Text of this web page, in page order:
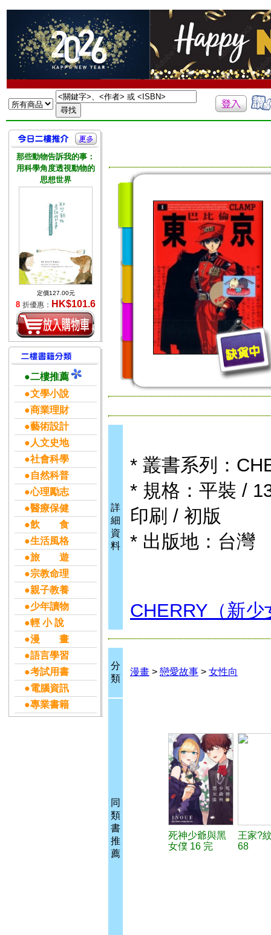
那些動物告訴我的事：
用科學角度透視動物的
思想世界
定價127.00元
8 折優惠： HK$101.6
●二樓推薦
●文學小說
●商業理財
●藝術設計
●人文史地
●社會科學
●自然科普
●心理勵志
●醫療保健
●飲 食
●生活風格
●旅 遊
●宗教命理
●親子教養
●少年讀物
●輕 小 說
●漫 畫
●語言學習
●考試用書
●電腦資訊
●專業書籍
詳
細
資
料
* 叢書系列：
* 規格：平裝 /
印刷 / 初版
* 出版地：台灣
CHERRY（新少
分
類
漫畫 > 戀愛故事 > 女性向
同
類
書
推
薦
死神少爺與黑
女僕 16 完
王家?
68